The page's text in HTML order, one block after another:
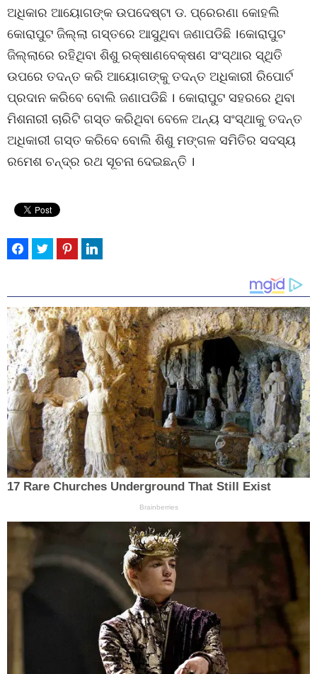
ଅଧିକାର ଆୟୋଗଙ୍କ ଉପଦେଷ୍ଟା ଡ. ପ୍ରେରଣା କୋହଲି
କୋରାପୁଟ ଜିଲ୍ଲା ଗସ୍ତରେ ଆସୁଥିବା ଜଣାପଡିଛି ।କୋରାପୁଟ
ଜିଲ୍ଲାରେ ରହିଥିବା ଶିଶୁ ରକ୍ଷାଣବେକ୍ଷଣ ସଂସ୍ଥାର ସ୍ଥିତି
ଉପରେ ତଦନ୍ତ କରି ଆୟୋଗଙ୍କୁ ତଦନ୍ତ ଅଧିକାରୀ ରିପୋର୍ଟ
ପ୍ରଦାନ କରିବେ ବୋଲି ଜଣାପଡିଛି । କୋରାପୁଟ ସହରରେ ଥିବା
ମିଶନାରୀ ଚାରିଟି ଗସ୍ତ କରିଥିବା ବେଳେ ଅନ୍ୟ ସଂସ୍ଥାକୁ ତଦନ୍ତ
ଅଧିକାରୀ ଗସ୍ତ କରିବେ ବୋଲି ଶିଶୁ ମଙ୍ଗଳ ସମିତିର ସଦସ୍ୟ
ରମେଶ ଚନ୍ଦ୍ର ରଥ ସୂଚନା ଦେଇଛନ୍ତି ।